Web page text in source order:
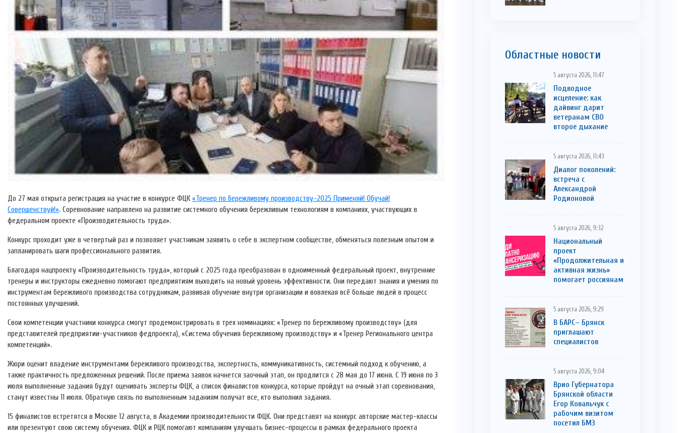
До 27 мая открыта регистрация на участие в конкурсе ФЦК «Тренер по бережливому производству-2025 Применяй! Обучай!
Совершенствуй!». Соревнование направлено на развитие системного обучения бережливым технологиям в компаниях, участвующих в
федеральном проекте «Производительность труда».
Конкурс проходит уже в четвертый раз и позволяет участникам заявить о себе в экспертном сообществе, обменяться полезным опытом и
запланировать шаги профессионального развития.
Благодаря нацпроекту «Производительность труда», который с 2025 года преобразован в одноименный федеральный проект, внутренние
тренеры и инструкторы ежедневно помогают предприятиям выходить на новый уровень эффективности. Они передают знания и умения по
инструментам бережливого производства сотрудникам, развивая обучение внутри организации и вовлекая всё больше людей в процесс
постоянных улучшений.
Свои компетенции участники конкурса смогут продемонстрировать в трех номинациях: «Тренер по бережливому производству» (для
представителей предприятии-участников федпроекта), «Система обучения бережливому производству» и «Тренер Регионального центра
компетенций».
Жюри оценит владение инструментами бережливого производства, экспертность, коммуникативность, системный подход к обучению, а
также практичность предложенных решений. После приема заявок начнется заочный этап, он продлится с 28 мая до 17 июня. С 19 июня по 3
июля выполненные задания будут оценивать эксперты ФЦК, а список финалистов конкурса, которые пройдут на очный этап соревнования,
станут известны 11 июля. Обратную связь по выполненным заданиям получат все, кто выполнил задания.
15 финалистов встретятся в Москве 12 августа, в Академии производительности ФЦК. Они представят на конкурс авторские мастер-классы
или презентуют свою систему обучения. ФЦК и РЦК помогают компаниям улучшать бизнес-процессы в рамках федерального проекта
Областные новости
5 августа 2026, 11:47
Подводное
исцеление: как
дайвинг дарит
ветеранам СВО
второе дыхание
5 августа 2026, 11:43
Диалог поколений:
встреча с
Александрой
Родионовой
5 августа 2026, 9:32
Национальный
проект
«Продолжительная и
активная жизнь»
помогает россиянам
5 августа 2026, 9:29
В БАРС– Брянcк
приглaшают
cпециaлистoв
5 августа 2026, 9:04
Врио Губернатора
Брянской области
Егор Ковальчук с
рабочим визитом
посетил БМЗ